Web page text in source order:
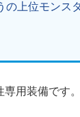
の上位モンス
用装備です。